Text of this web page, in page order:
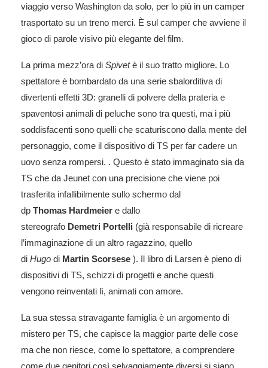
viaggio verso Washington da solo, per lo più in un camper
trasportato su un treno merci. È sul camper che avviene il
gioco di parole visivo più elegante del film.
La prima mezz’ora di Spivetè il suo tratto migliore. Lo
spettatore è bombardato da una serie sbalorditiva di
divertenti effetti 3D: granelli di polvere della prateria e
spaventosi animali di peluche sono tra questi, ma i più
soddisfacenti sono quelli che scaturiscono dalla mente del
personaggio, come il dispositivo di TS per far cadere un
uovo senza rompersi. . Questo è stato immaginato sia da
TS che da Jeunet con una precisione che viene poi
trasferita infallibilmente sullo schermo dal
dp Thomas Hardmeier e dallo
stereografo Demetri Portelli (già responsabile di ricreare
l’immaginazione di un altro ragazzino, quello
di Hugo di Martin Scorsese ). Il libro di Larsen è pieno di
dispositivi di TS, schizzi di progetti e anche questi
vengono reinventati lì, animati con amore.
La sua stessa stravagante famiglia è un argomento di
mistero per TS, che capisce la maggior parte delle cose
ma che non riesce, come lo spettatore, a comprendere